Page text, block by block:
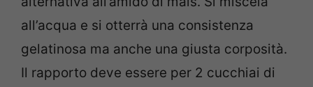
all’acqua e si otterrà una consistenza
gelatinosa ma anche una giusta corposità.
Il rapporto deve essere per 2 cucchiai di